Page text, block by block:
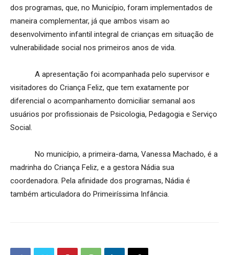
dos programas, que, no Município, foram implementados de
maneira complementar, já que ambos visam ao
desenvolvimento infantil integral de crianças em situação de
vulnerabilidade social nos primeiros anos de vida.
A apresentação foi acompanhada pelo supervisor e
visitadores do Criança Feliz, que tem exatamente por
diferencial o acompanhamento domiciliar semanal aos
usuários por profissionais de Psicologia, Pedagogia e Serviço
Social.
No município, a primeira-dama, Vanessa Machado, é a
madrinha do Criança Feliz, e a gestora Nádia sua
coordenadora. Pela afinidade dos programas, Nádia é
também articuladora do Primeiríssima Infância.